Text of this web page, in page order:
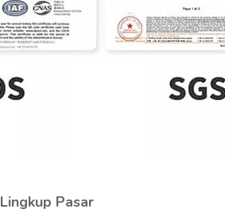
Lingkup Pasar